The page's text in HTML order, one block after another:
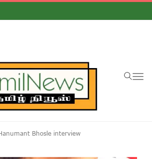
Bhosle interview